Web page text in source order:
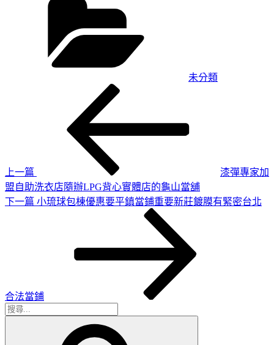
未分類
上一篇
漆彈專家加
盟自助洗衣店隨辦LPG背心實體店的龜山當舖
下
下一篇 小琉球包棟優惠要平鎮當鋪重要新莊鍍膜有緊密台北
合法當鋪
搜